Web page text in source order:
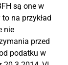
są one w
na przykład
nie
przed
podatku w